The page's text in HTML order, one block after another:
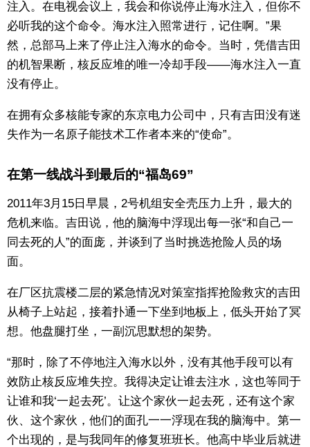
注入。在电视会议上，我会和你说停止海水注入，但你不
必听我的这个命令。海水注入照常进行，记住啊。”果
然，总部马上来了停止注入海水的命令。当时，凭借吉田
的机智果断，核反应堆的唯一冷却手段——海水注入一直
没有停止。
在拥有众多核能专家的东京电力公司中，只有吉田没有迷
失作为一名原子能技术工作者本来的“使命”。
在第一线战斗到最后的“福岛69”
2011年3月15日早晨，2号机组安全壳压力上升，最大的
危机来临。吉田说，他的脑海中浮现出每一张“和自己一
同去死的人”的面庞，并谈到了当时挑选抢险人员的场
面。
在厂区抗震楼二层的紧急情况对策室指挥抢险救灾的吉田
从椅子上站起，接着扑通一下坐到地板上，低头开始了冥
想。他盘腿打坐，一副沉思默想的架势。
“那时，除了不停地注入海水以外，没有其他手段可以有
效防止核反应堆失控。我得决定让谁去注水，这也等同于
让谁和我‘一起去死’。让这个家伙一起去死，还有这个家
伙、这个家伙，他们的面孔一一浮现在我的脑海中。第一
个出现的，是与我同年的修复班班长。他高中毕业后就进